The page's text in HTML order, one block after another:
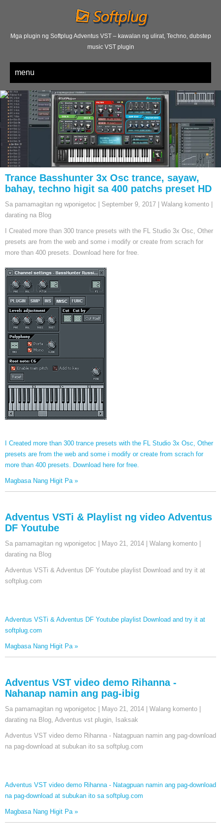
Mga plugin ng Softplug Adventus VST – kawalan ng ulirat, Techno, dubstep
music VST plugin
menu
Trance Basshunter 3x Osc trance, sayaw,
bahay, techno higit sa 400 patchs preset HD
Sa pamamagitan ng wponigetoc | September 9, 2017 | Walang komento |
darating na Blog
I Created more than 300 trance presets with the FL Studio 3x Osc Other
presets are from the web and some i modify or create from scrach for
more than 400 presets Download here for free
I Created more than 300 trance presets with the FL Studio 3x Osc Other
presets are from the web and some i modify or create from scrach for
more than 400 presets Download here for free
Magbasa Nang Higit Pa »
Adventus VSTi & Playlist ng video Adventus
DF Youtube
Sa pamamagitan ng wponigetoc | Mayo 21, 2014 | Walang komento |
darating na Blog
Adventus VSTi & Adventus DF Youtube playlist Download and try it at
softplug.com
Adventus VSTi & Adventus DF Youtube playlist Download and try it at
softplug.com
Magbasa Nang Higit Pa »
Adventus VST video demo Rihanna -
Nahanap namin ang pag-ibig
Sa pamamagitan ng wponigetoc | Mayo 21, 2014 | Walang komento |
darating na Blog Adventus vst plugin Isaksak
Adventus VST video demo Rihanna - Natagpuan namin ang pag-download
na pag-download at subukan ito sa softplug.com
Adventus VST video demo Rihanna - Natagpuan namin ang pag-download
na pag-download at subukan ito sa softplug.com
Magbasa Nang Higit Pa »